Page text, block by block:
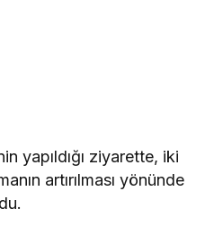
yapıldığı ziyarette, iki
artırılması yönünde